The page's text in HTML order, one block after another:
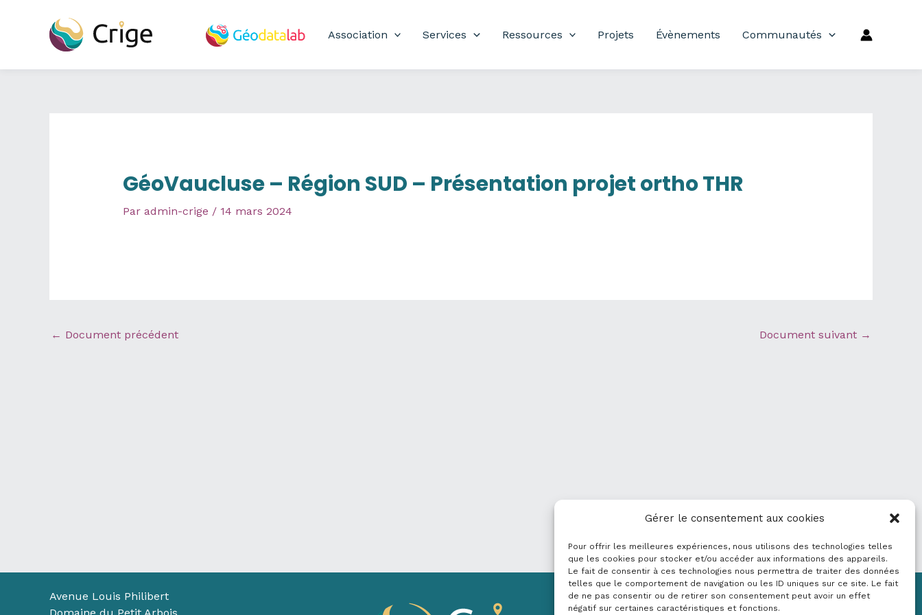
Gérer le consentement aux cookies
Pour offrir les meilleures expériences, nous utilisons des technologies telles
que les cookies pour stocker et/ou accéder aux informations des appareils.
Le fait de consentir à ces technologies nous permettra de traiter des données
telles que le comportement de navigation ou les ID uniques sur ce site. Le fait
de ne pas consentir ou de retirer son consentement peut avoir un effet
négatif sur certaines caractéristiques et fonctions.
Association Services Ressources Projets Évènements Communautés
GéoVaucluse – Région SUD – Présentation projet ortho THR
Par admin-crige / 14 mars 2024
← Document précédent Document suivant →
Avenue Louis Philibert
Mentions légales